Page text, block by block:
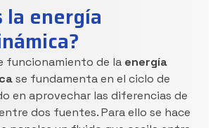
la energía
funcionamiento de la energía
se fundamenta en el ciclo de
en aprovechar las diferencias de
dos fuentes. Para ello se hace